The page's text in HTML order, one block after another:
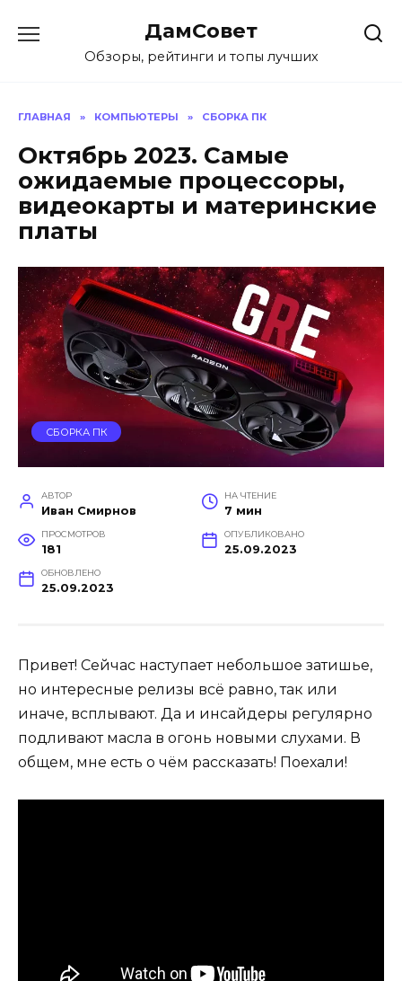
содержанию
ДамСовет
Обзоры, рейтинги и топы лучших
ГЛАВНАЯ » КОМПЬЮТЕРЫ » СБОРКА ПК
Октябрь 2023. Самые
ожидаемые процессоры,
видеокарты и материнские
платы
СБОРКА ПК
АВТОР
Иван Смирнов
НА ЧТЕНИЕ
7 мин
ПРОСМОТРОВ
181
ОПУБЛИКОВАНО
25.09.2023
ОБНОВЛЕНО
25.09.2023
Привет! Сейчас наступает небольшое затишье,
но интересные релизы всё равно, так или
иначе, всплывают. Да и инсайдеры регулярно
подливают масла в огонь новыми слухами. В
общем, мне есть о чём рассказать! Поехали!